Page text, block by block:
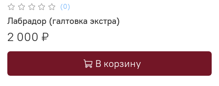
(0)
Лабрадор (галтовка экстра)
2 000 ₽
В корзину